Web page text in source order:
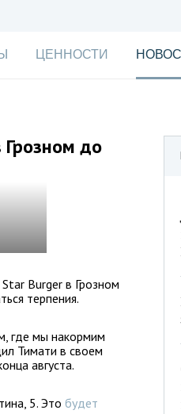
ЦЕННОСТИ
до
Burger в Грозном
терпения.
где мы накормим
Тимати в своем
августа.
5. Это будет